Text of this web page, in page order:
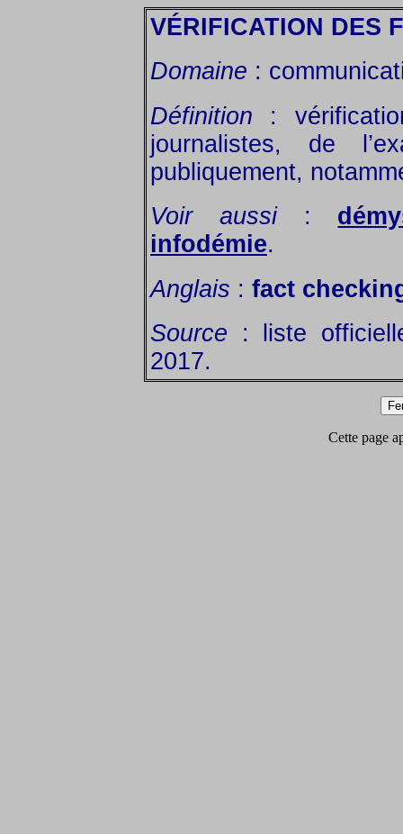
VÉRIFICATION DES
Domaine :
Définition :
journalistes, de
publiquement,
Voir aussi:
infodémie.
Anglais : fact
Source : liste
2017.
Cette page